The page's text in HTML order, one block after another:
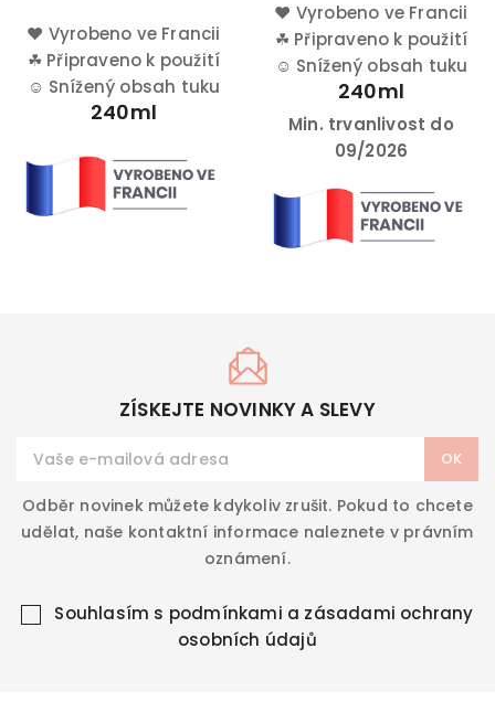
maso, kozí sýr a fíky.
♥ Vyrobeno ve Francii
☘ Připraveno k použití
☺ Snížený obsah tuku
240ml
červená řepa nebo
bramborový salát.
okamžitému použití.
♥ Vyrobeno ve Francii
☘ Připraveno k použití
☺ Snížený obsah tuku
240ml
Min. trvanlivost do
09/2026
ZÍSKEJTE NOVINKY A SLEVY
Odběr novinek můžete kdykoliv zrušit. Pokud to chcete
udělat, naše kontaktní informace naleznete v právním
oznámení.
Souhlasím s podmínkami a zásadami ochrany
osobních údajů